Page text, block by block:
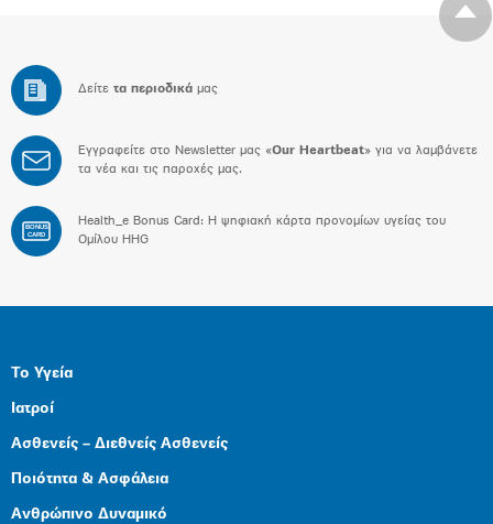
Δείτε τα περιοδικά μας
Εγγραφείτε στο Newsletter μας «Our Heartbeat» για να λαμβάνετε
τα νέα και τις παροχές μας.
BONUS
CARD
Health_e Bonus Card: H ψηφιακή κάρτα προνομίων υγείας του
Ομίλου HHG
Το Υγεία
Ιατροί
Ασθενείς – Διεθνείς Ασθενείς
Ποιότητα & Ασφάλεια
Ανθρώπινο Δυναμικό